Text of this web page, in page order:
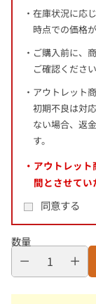
在庫状況に応
時点での価格
ご購入前に、
ご確認ください
アウトレット
初期不良は対
ない場合、返
す。
アウトレッ
間とさせてい
同意する
数量